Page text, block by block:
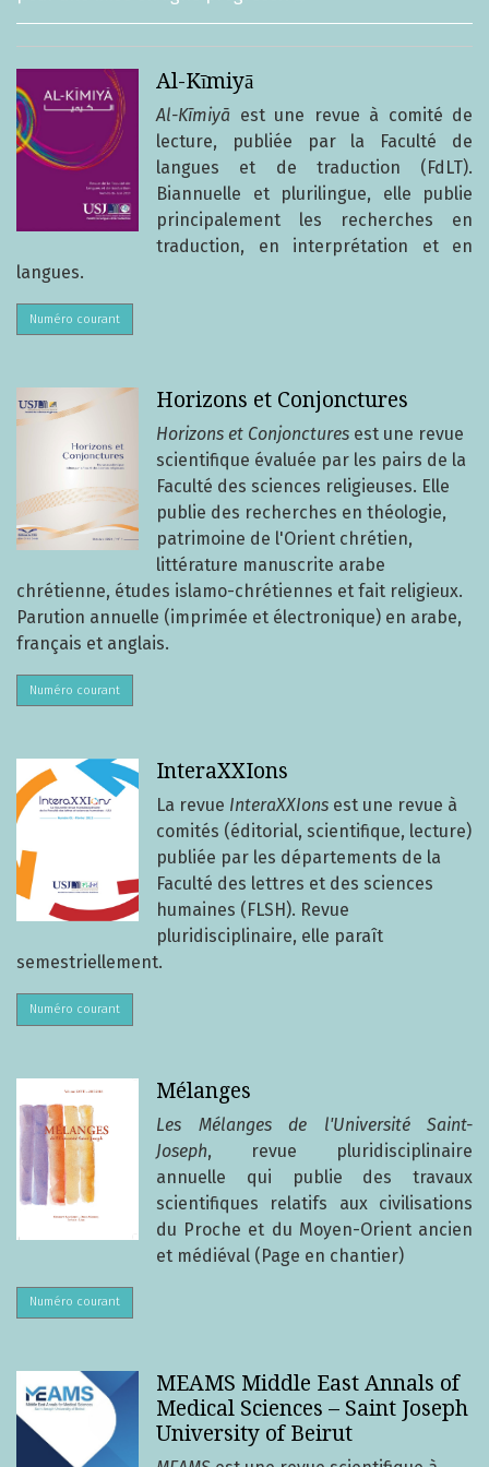
Revues Al-Kīmiyā
Al-Kīmiyā est une revue à comité de
lecture, publiée par la Faculté de
langues et de traduction (FdLT).
Biannuelle et plurilingue, elle publie
principalement les recherches en
traduction, en interprétation et en
langues.
Numéro courant
Horizons et Conjonctures
Horizons et Conjonctures est une revue
scientifique évaluée par les pairs de la
Faculté des sciences religieuses. Elle
publie des recherches en théologie,
patrimoine de l'Orient chrétien,
littérature manuscrite arabe
chrétienne, études islamo-chrétiennes et fait religieux.
Parution annuelle (imprimée et électronique) en arabe,
français et anglais.
Numéro courant
InteraXXIons
La revue InteraXXIons est une revue à
comités (éditorial, scientifique, lecture)
publiée par les départements de la
Faculté des lettres et des sciences
humaines (FLSH). Revue
pluridisciplinaire, elle paraît
semestriellement.
Numéro courant
Mélanges
Les Mélanges de l'Université Saint-
Joseph, revue pluridisciplinaire
annuelle qui publie des travaux
scientifiques relatifs aux civilisations
du Proche et du Moyen-Orient ancien
et médiéval (Page en chantier)
Numéro courant
MEAMS Middle East Annals of
Medical Sciences – Saint Joseph
University of Beirut